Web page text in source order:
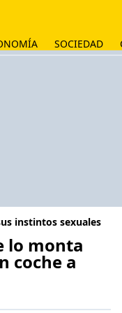
SOCIEDAD
instintos sexuales
lo monta
coche a